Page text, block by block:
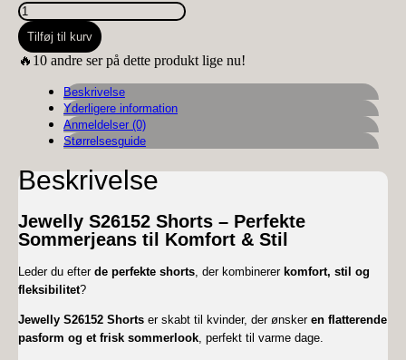
Jewelly
S26152
Shorts
antal
Tilføj til kurv
🔥10 andre ser på dette produkt lige nu!
Beskrivelse
Yderligere information
Anmeldelser (0)
Størrelsesguide
Beskrivelse
Jewelly S26152 Shorts – Perfekte
Sommerjeans til Komfort & Stil
Leder du efter de perfekte shorts, der kombinerer komfort, stil og
fleksibilitet?
Jewelly S26152 Shorts er skabt til kvinder, der ønsker en flatterende
pasform og et frisk sommerlook, perfekt til varme dage.